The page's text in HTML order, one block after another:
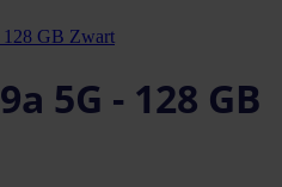
128 GB Zwart
5G - 128 GB